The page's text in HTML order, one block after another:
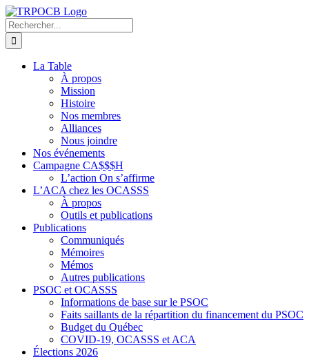
Passer
au
contenu
Rechercher:
La Table
À propos
Mission
Histoire
Nos membres
Alliances
Nous joindre
Nos événements
Campagne CA$$$H
L’action On s’affirme
L’ACA chez les OCASSS
À propos
Outils et publications
Publications
Communiqués
Mémoires
Mémos
Autres publications
PSOC et OCASSS
Informations de base sur le PSOC
Faits saillants de la répartition du financement du PSOC
Budget du Québec
COVID-19, OCASSS et ACA
Élections 2026